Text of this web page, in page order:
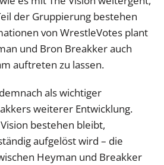
der Gruppierung bestehen
von WrestleVotes plant
und Bron Breakker auch
auftreten zu lassen.
als wichtiger
weiterer Entwicklung.
bestehen bleibt,
aufgelöst wird – die
Heyman und Breakker